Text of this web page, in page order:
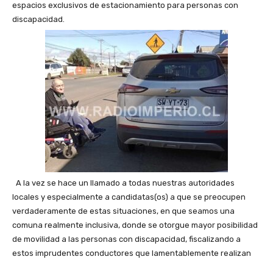
espacios exclusivos de estacionamiento para personas con
discapacidad.
A la vez se hace un llamado a todas nuestras autoridades
locales y especialmente a candidatas(os) a que se preocupen
verdaderamente de estas situaciones, en que seamos una
comuna realmente inclusiva, donde se otorgue mayor posibilidad
de movilidad a las personas con discapacidad, fiscalizando a
estos imprudentes conductores que lamentablemente realizan